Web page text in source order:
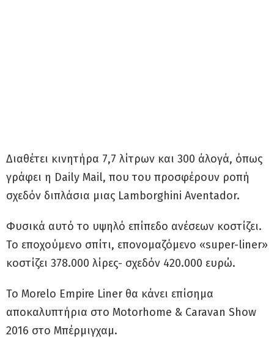
Διαθέτει κινητήρα 7,7 λίτρων και 300 άλογά, όπως
γράφει η Daily Mail, που του προσφέρουν ροπή
σχεδόν διπλάσια μιας Lamborghini Aventador.
Φυσικά αυτό το υψηλό επίπεδο ανέσεων κοστίζει.
Το εποχούμενο σπίτι, επονομαζόμενο «super-liner»
κοστίζει 378.000 λίρες- σχεδόν 420.000 ευρώ.
Το Morelo Empire Liner θα κάνει επίσημα
αποκαλυπτήρια στο Motorhome & Caravan Show
2016 στο Μπέρμιγχαμ.